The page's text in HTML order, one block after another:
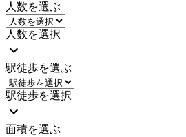
人数を選ぶ
人数を選択
駅徒歩を選ぶ
駅徒歩を選択
面積を選ぶ